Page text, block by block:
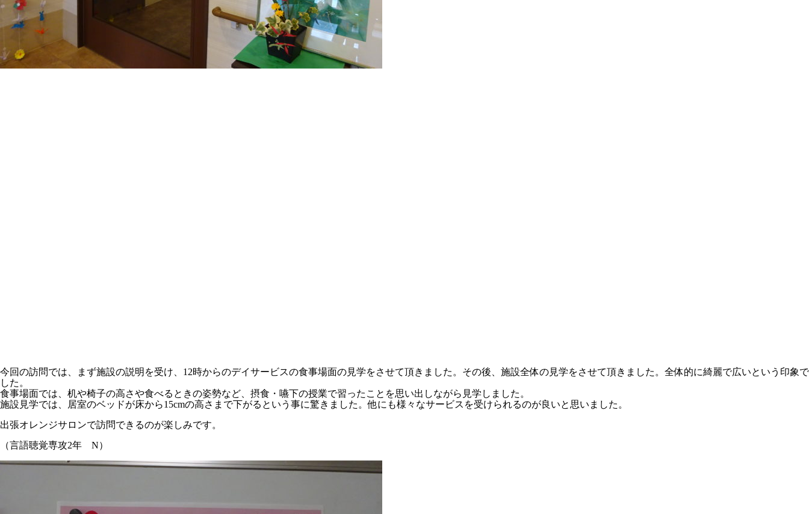
今回の訪問では、まず施設の説明を受け、 12時からのデイサービスの食事場面の見学をさせて頂きました。その後、施設全体の見学をさせて頂きました。全体的に綺麗で広いという印象で
した。
食事場面では、机や椅子の高さや食べるときの姿勢など、摂食・嚥下の授業で習ったことを思い出しながら見学しました。
施設見学では、居室のベッドが床から15cmの高さまで下がるという事に驚きました。他にも様々なサービスを受けられるのが良いと思いました。
出張オレンジサロンで訪問できるのが楽しみです。
（言語聴覚専攻2年 N）